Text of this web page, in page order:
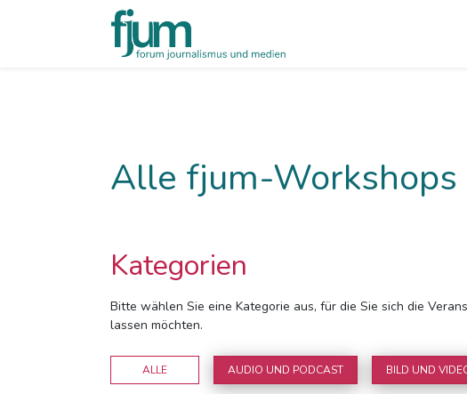
Alle fjum-Workshops
Kategorien
Bitte wählen Sie eine Kategorie aus, für die Sie sich die
lassen möchten.
ALLE AUDIO UND PODCAST BILD UND